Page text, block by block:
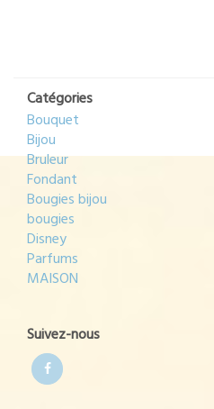
Catégories
Bouquet
Bijou
Bruleur
Fondant
Bougies bijou
bougies
Disney
Parfums
MAISON
Suivez-nous
Facebook